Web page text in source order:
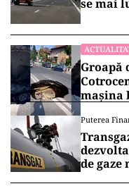
se mai
Groapă
mașina
Puterea
de